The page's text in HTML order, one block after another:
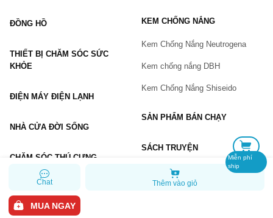
Chat Thêm vào giỏ
MUA NGAY
Miễn phí
ship
Vấn đề(*)
GỬI BÁO LỖI
ĐỒNG HỒ
THIẾT BỊ CHĂM SÓC SỨC
KHỎE
ĐIỆN MÁY ĐIỆN LẠNH
NHÀ CỬA ĐỜI SỐNG
CHĂM SÓC THÚ CƯNG
KEM CHỐNG NẮNG
Kem Chống Nắng Neutrogena
Kem chống nắng DBH
Kem Chống Nắng Shiseido
SẢN PHẨM BÁN CHẠY
SÁCH TRUYỆN